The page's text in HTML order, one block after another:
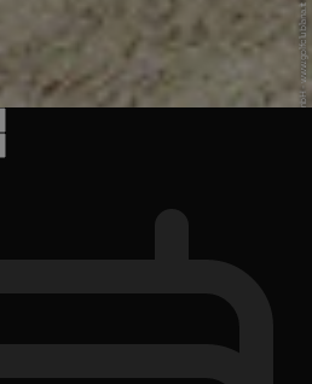
© Lana Golf GmbH - www.golfclublana.it